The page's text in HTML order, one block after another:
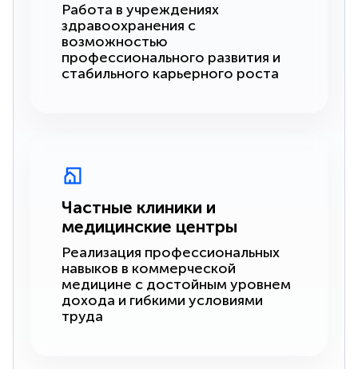
Работа в учреждениях
здравоохранения с
возможностью
профессионального развития и
стабильного карьерного роста
Частные клиники и
медицинские центры
Реализация профессиональных
навыков в коммерческой
медицине с достойным уровнем
дохода и гибкими условиями
труда